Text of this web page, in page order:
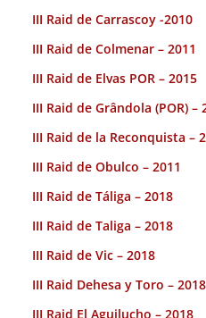
III Raid de Carrascoy -2010
III Raid de Colmenar – 2011
III Raid de Elvas POR – 2015
III Raid de Grândola (POR) –
III Raid de la Reconquista –
III Raid de Obulco – 2011
III Raid de Táliga – 2018
III Raid de Taliga – 2018
III Raid de Vic – 2018
III Raid Dehesa y Toro – 2018
III Raid El Aguilucho – 2018